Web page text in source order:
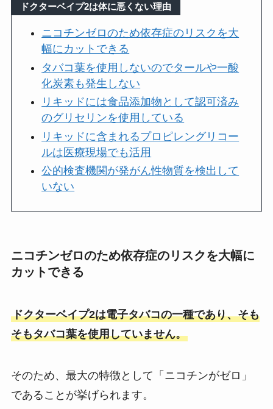
ドクターベイプ2は体に悪くない理由
ニコチンゼロのため依存症のリスクを大
幅にカットできる
タバコ葉を使用しないのでタールや一酸
化炭素も発生しない
リキッドには食品添加物として認可済み
のグリセリンを使用している
リキッドに含まれるプロピレングリコー
ルは医療現場でも活用
公的検査機関が発がん性物質を検出して
いない
ニコチンゼロのため依存症のリスクを大幅に
カットできる
ドクターベイプ2は電子タバコの一種であり、そも
そもタバコ葉を使用していません。
そのため、最大の特徴として「ニコチンがゼロ」
であることが挙げられます。